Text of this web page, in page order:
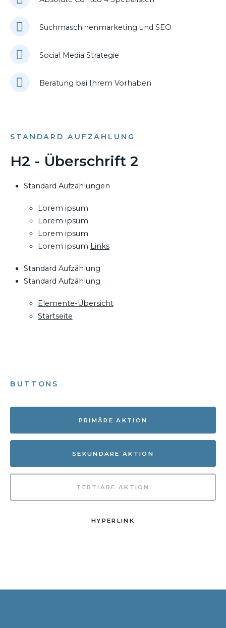
Suchmaschinenmarketing und SEO
Social Media Strategie
Beratung bei Ihrem Vorhaben
STANDARD AUFZÄHLUNG
H2 - Überschrift 2
Standard Aufzählungen
Lorem ipsum
Lorem ipsum
Lorem ipsum
Lorem ipsum Links
Standard Aufzählung
Standard Aufzählung
Elemente-Übersicht
Startseite
BUTTONS
PRIMÄRE AKTION
SEKUNDÄRE AKTION
TERTIÄRE AKTION
HYPERLINK